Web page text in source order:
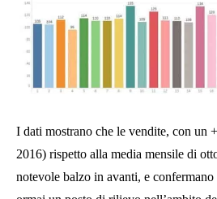
I dati mostrano che le vendite, con un
2016) rispetto alla media mensile di
notevole balzo in avanti, e